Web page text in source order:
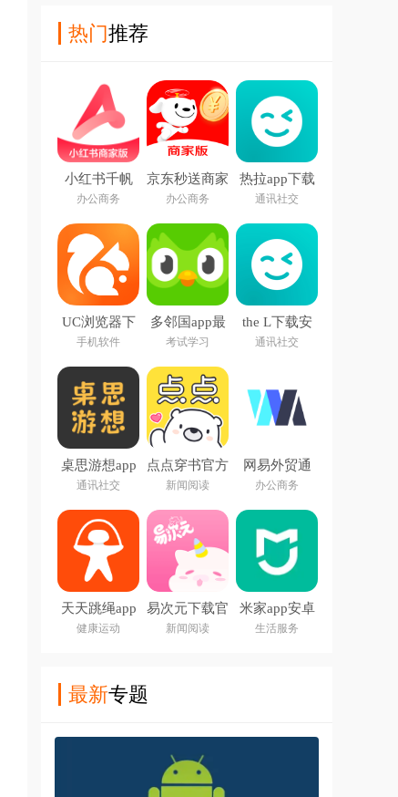
热门推荐
小红书千帆
app下载
办公商务
京东秒送商家
app下载最新
版
办公商务
热拉app下载
官方(the L)
通讯社交
UC浏览器下
载安装2026
最新版本
手机软件
多邻国app最
新版
考试学习
the L下载安
卓最新版本
2026
通讯社交
桌思游想app
通讯社交
点点穿书官方
下载安装
新闻阅读
网易外贸通
app
办公商务
天天跳绳app
下载安装免费
健康运动
易次元下载官
方app
新闻阅读
米家app安卓
版
生活服务
最新专题